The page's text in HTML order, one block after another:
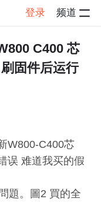
登录 频道
交流 帖子详情
C400 芯
固件后运行
W800-C400芯
误 难道我买的假
題。圖2 買的全